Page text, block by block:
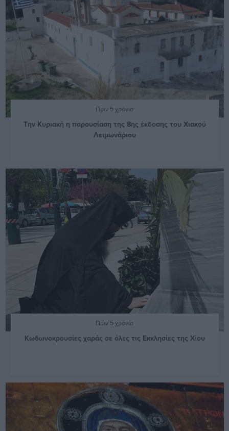
Πριν 5 χρόνια
Την Κυριακή η παρουσίαση της 8ης έκδοσης του Χιακού
Λειμωνάριου
Πριν 5 χρόνια
Κωδωνοκρουσίες χαράς σε όλες τις Εκκλησίες της Χίου